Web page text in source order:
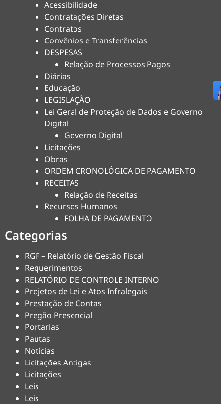
Acessibilidade
Contratações Diretas
Contratos
Convênios e Transferências
DESPESAS
Relação de Processos Pagos
Diárias
Educação
LEGISLAÇÃO
Lei Geral de Proteção de Dados e Governo
Digital
Governo Digital
Licitações
Obras
ORDEM CRONOLÓGICA DE PAGAMENTO
RECEITAS
Relação de Receitas
Recursos Humanos
FOLHA DE PAGAMENTO
Categorias
RGF – Relatório de Gestão Fiscal
Requerimentos
RELATÓRIO DE CONTROLE INTERNO
Projetos de Lei e Atos Infralegais
Prestação de Contas
Pregão Presencial
Portarias
Pautas
Notícias
Licitações Antigas
Licitações
Leis
Leis